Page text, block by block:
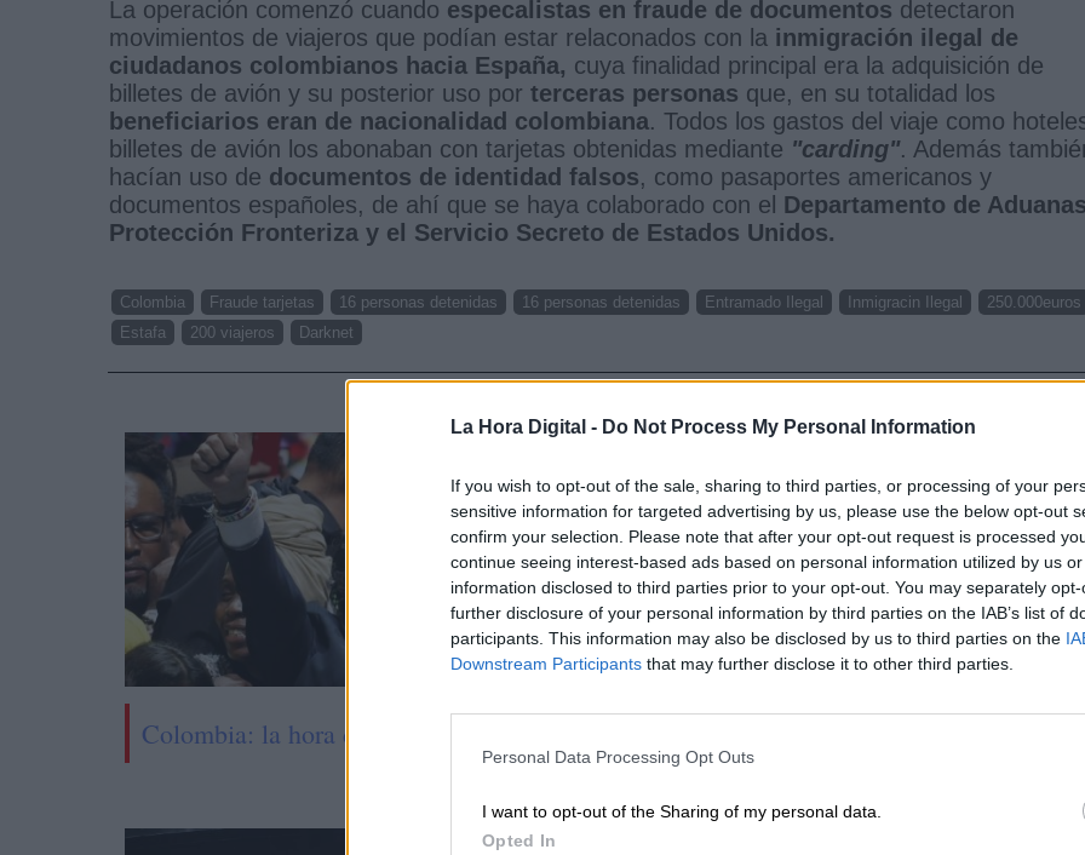
La Hora Digital - Do Not Process My Personal Information
If you wish to opt-out of the sale, sharing to third parties, or processing of your
sensitive information for targeted advertising by us, please use the below opt-out
confirm your selection. Please note that after your opt-out request is processed
continue seeing interest-based ads based on personal information utilized by us
information disclosed to third parties prior to your opt-out. You may separately
further disclosure of your personal information by third parties on the IAB’s list of
participants. This information may also be disclosed by us to third parties on the
Downstream Participants that may further disclose it to other third parties.
Personal Data Processing Opt Outs
I want to opt-out of the Sharing of my personal data.
Opted In
La operación comenzó cuando especalistas en fraude de documentos detectaron
movimientos de viajeros que podían estar relaconados con la inmigración ilegal de
ciudadanos colombianos hacia España, cuya finalidad principal era la adquisición de
billetes de avión y su posterior uso por terceras personas que, en su totalidad los
beneficiarios eran de nacionalidad colombiana. Todos los gastos del viaje como
billetes de avión los abonaban con tarjetas obtenidas mediante "carding". Además
hacían uso de documentos de identidad falsos, como pasaportes americanos y
documentos españoles, de ahí que se haya colaborado con el Departamento de
Protección Fronteriza y el Servicio Secreto de Estados Unidos.
Colombia Fraude tarjetas 16 personas detenidas 16 personas detenidas Entramado Ilegal Inmigracin Ilegal
250.000euros
Estafa
200 viajeros Darknet
Colombia: la hora de la izquierda
presidenciales de Colombia